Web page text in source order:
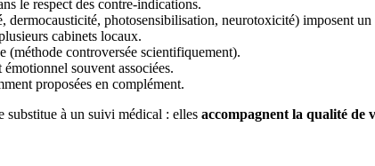
le respect des contre-indications.
dermocausticité, photosensibilisation, neurotoxicité) imposent
cabinets locaux.
(méthode controversée scientifiquement).
souvent associées.
proposées en complément.
substitue à un suivi médical : elles accompagnent la qualité de